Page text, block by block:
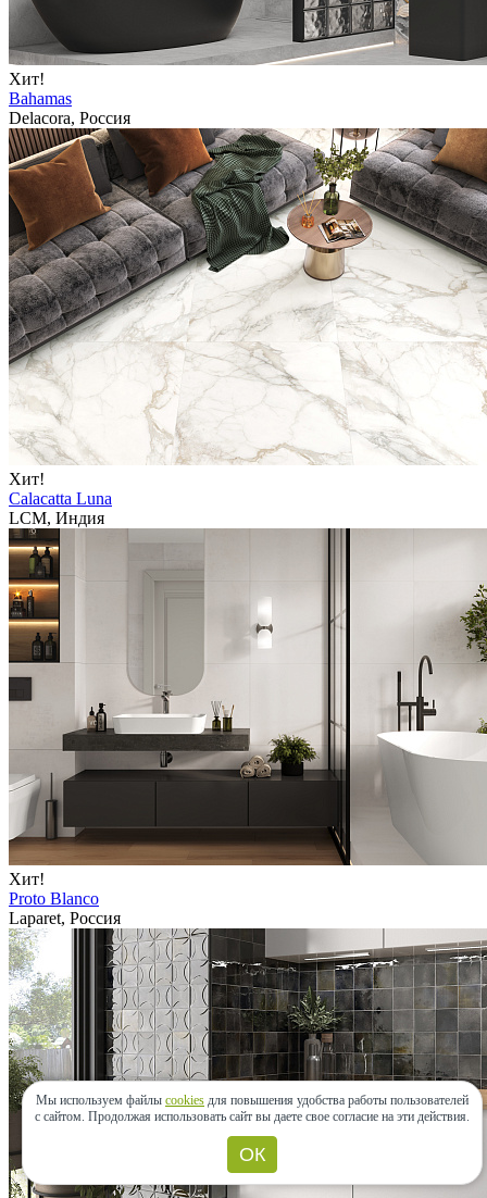
Хит!
Bahamas
Delacora, Россия
Хит!
Calacatta Luna
LCM, Индия
Хит!
Proto Blanco
Laparet, Россия
Мы используем файлы cookies для повышения удобства работы пользователей
с сайтом. Продолжая использовать сайт вы даете свое согласие на эти действия.
ОК